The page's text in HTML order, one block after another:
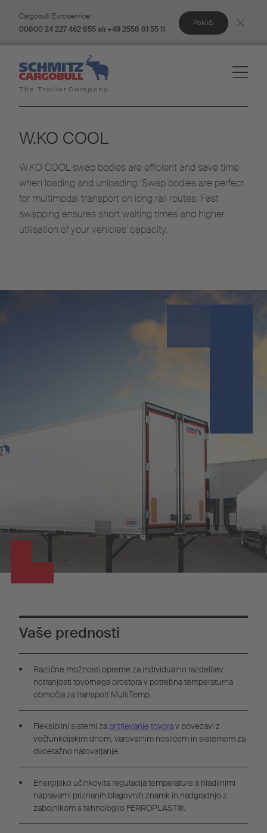
Cargobull Euroservice:
00800 24 227 462 855 ali +49 2558 81 55 11
Pokliči
W.KO COOL
W.KO COOL swap bodies are efficient and save time
when loading and unloading. Swap bodies are perfect
for multimodal transport on long rail routes. Fast
swapping ensures short waiting times and higher
utilisation of your vehicles' capacity.
Vaše prednosti
Različne možnosti opreme za individualno razdelitev
notranjosti tovornega prostora v potrebna temperaturna
območja za transport MultiTemp.
Fleksibilni sistemi za pritrjevanje tovorav povezavi z
večfunkcijskim dnom, varovalnim nosilcem in sistemom za
dvoetažno natovarjanje.
Energijsko učinkovita regulacija temperature s hladilnimi
napravami priznanih blagovnih znamk in nadgradnjo z
zabojnikom s tehnologijo FERROPLAST®.